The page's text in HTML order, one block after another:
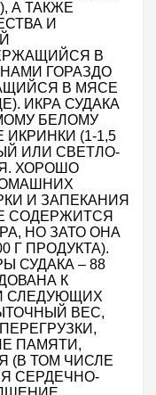
А ТАКЖЕ
И
В
ГОРАЗДО
В МЯСЕ
ИКРА СУДАКА
БЕЛОМУ
(1-1,5
ИЛИ СВЕТЛО-
ХОРОШО
И ЗАПЕКАНИЯ
СОДЕРЖИТСЯ
НО ЗАТО ОНА
Г ПРОДУКТА).
СУДАКА – 88
К
СЛЕДУЮЩИХ
ВЕС,
ПАМЯТИ,
(В ТОМ ЧИСЛЕ
СЕРДЕЧНО-